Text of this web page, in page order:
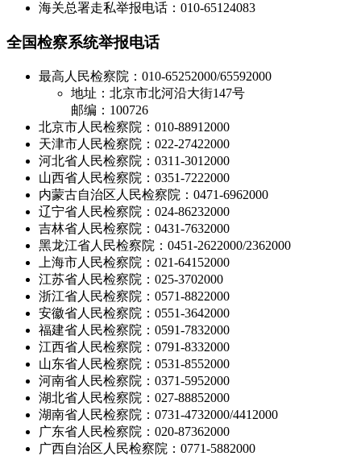
海关总署走私举报电话：010-65124083
全国检察系统举报电话
最高人民检察院：010-65252000/65592000
地址：北京市北河沿大街147号
邮编：100726
北京市人民检察院：010-88912000
天津市人民检察院：022-27422000
河北省人民检察院：0311-3012000
山西省人民检察院：0351-7222000
内蒙古自治区人民检察院：0471-6962000
辽宁省人民检察院：024-86232000
吉林省人民检察院：0431-7632000
黑龙江省人民检察院：0451-2622000/2362000
上海市人民检察院：021-64152000
江苏省人民检察院：025-3702000
浙江省人民检察院：0571-8822000
安徽省人民检察院：0551-3642000
福建省人民检察院：0591-7832000
江西省人民检察院：0791-8332000
山东省人民检察院：0531-8552000
河南省人民检察院：0371-5952000
湖北省人民检察院：027-88852000
湖南省人民检察院：0731-4732000/4412000
广东省人民检察院：020-87362000
广西自治区人民检察院：0771-5882000